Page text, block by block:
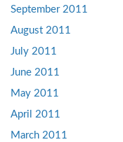
September 2011
August 2011
July 2011
June 2011
May 2011
April 2011
March 2011